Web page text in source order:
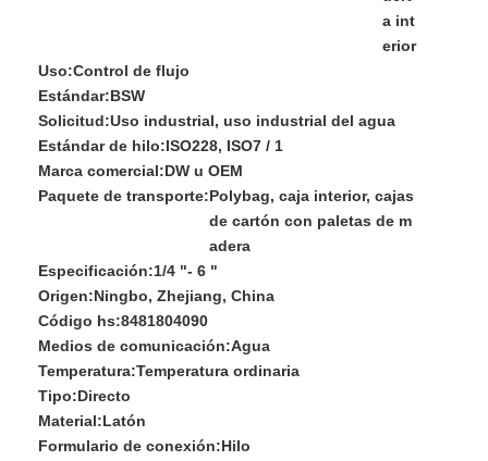
a int
erior
Uso:Control de flujo
Estándar:BSW
Solicitud:Uso industrial, uso industrial del agua
Estándar de hilo:ISO228, ISO7 / 1
Marca comercial:DW u OEM
Paquete de transporte:Polybag, caja interior, cajas
de cartón con paletas de m
adera
Especificación:1/4 "- 6 "
Origen:Ningbo, Zhejiang, China
Código hs:8481804090
Medios de comunicación:Agua
Temperatura:Temperatura ordinaria
Tipo:Directo
Material:Latón
Formulario de conexión:Hilo